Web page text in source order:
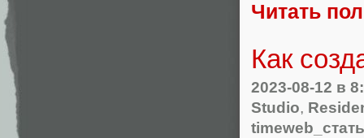
Читать
Как
2023-08-12 в
Studio,